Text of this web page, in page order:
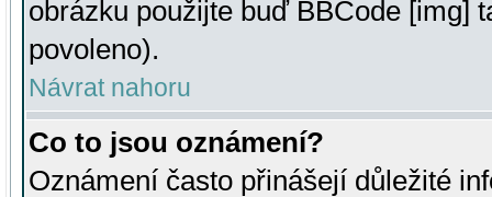
obrázku použijte buď BBCode [img]
povoleno).
Návrat nahoru
Co to jsou oznámení?
Oznámení často přinášejí důležité